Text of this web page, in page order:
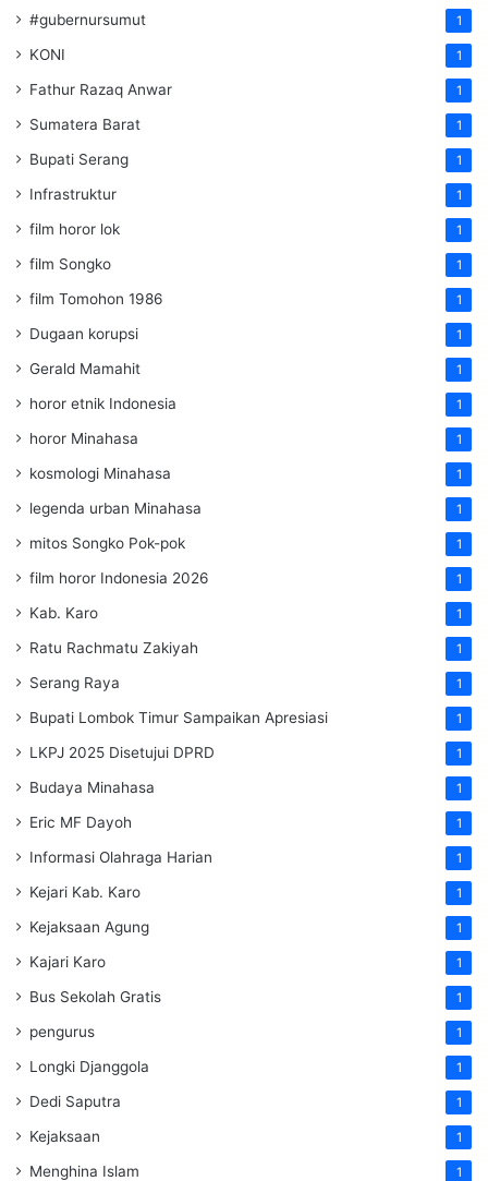
#gubernursumut 1
KONI 1
Fathur Razaq Anwar 1
Sumatera Barat 1
Bupati Serang 1
Infrastruktur 1
film horor lok 1
film Songko 1
film Tomohon 1986 1
Dugaan korupsi 1
Gerald Mamahit 1
horor etnik Indonesia 1
horor Minahasa 1
kosmologi Minahasa 1
legenda urban Minahasa 1
mitos Songko Pok-pok 1
film horor Indonesia 2026 1
Kab. Karo 1
Ratu Rachmatu Zakiyah 1
Serang Raya 1
Bupati Lombok Timur Sampaikan Apresiasi 1
LKPJ 2025 Disetujui DPRD 1
Budaya Minahasa 1
Eric MF Dayoh 1
Informasi Olahraga Harian 1
Kejari Kab. Karo 1
Kejaksaan Agung 1
Kajari Karo 1
Bus Sekolah Gratis 1
pengurus 1
Longki Djanggola 1
Dedi Saputra 1
Kejaksaan 1
Menghina Islam 1